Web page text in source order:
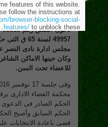
دعوى الطعن رقم
49957 لسنة
مجلس ادارة نادى النصر
وكان حينها الاماكن
للاعضاء تحت السن.
محكمة القضاء الادارى
الحكم السابق وأصبح
قضى باعادة الانتخابات
features of this website.
follow the instructions at
browser-blocking-social-
features/ to unblock these.